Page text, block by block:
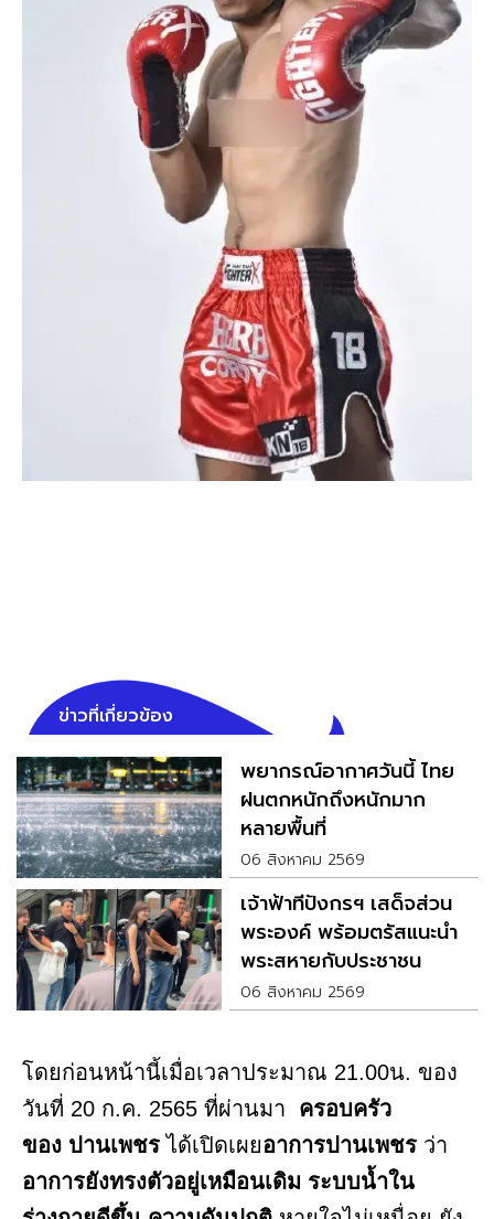
ข่าวที่เกี่ยวข้อง
พยากรณ์อากาศวันนี้ ไทย
ฝนตกหนักถึงหนักมาก
หลายพื้นที่
06 สิงหาคม 2569
เจ้าฟ้าทีปังกรฯ เสด็จส่วน
พระองค์ พร้อมตรัสแนะนำ
พระสหายกับประชาชน
06 สิงหาคม 2569
โดยก่อนหน้านี้เมื่อเวลาประมาณ 21.00น. ของ
วันที่ 20 ก.ค. 2565 ที่ผ่านมา ครอบครัว
ของ ปานเพชร ได้เปิดเผยอาการปานเพชร ว่า
อาการยังทรงตัวอยู่เหมือนเดิม ระบบน้ำใน